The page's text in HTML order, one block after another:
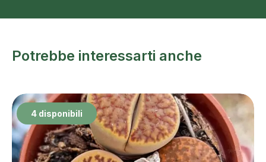
Potrebbe interessarti anche
4 disponibili